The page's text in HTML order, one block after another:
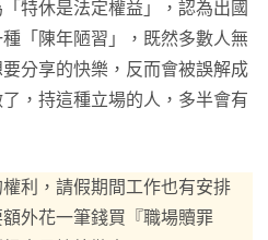
特休是法定權益」，認為出國
「陳年陋習」，既然多數人無
分享的快樂，反而會被誤解成
了，持這種立場的人，多半會有
權利，請假期間工作也有安排
外花一筆錢買『職場贖罪